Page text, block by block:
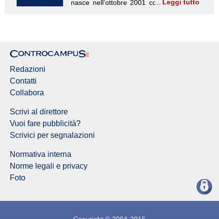
Leggi tutto
Redazioni
Contatti
Collabora
Scrivi al direttore
Vuoi fare pubblicità?
Scrivici per segnalazioni
Normativa interna
Norme legali e privacy
Foto